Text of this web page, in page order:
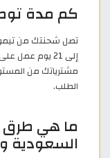
كم مدة
إلى 21 يوم
مشترياتك من
الطلب.
ما هي طرق
السعودية